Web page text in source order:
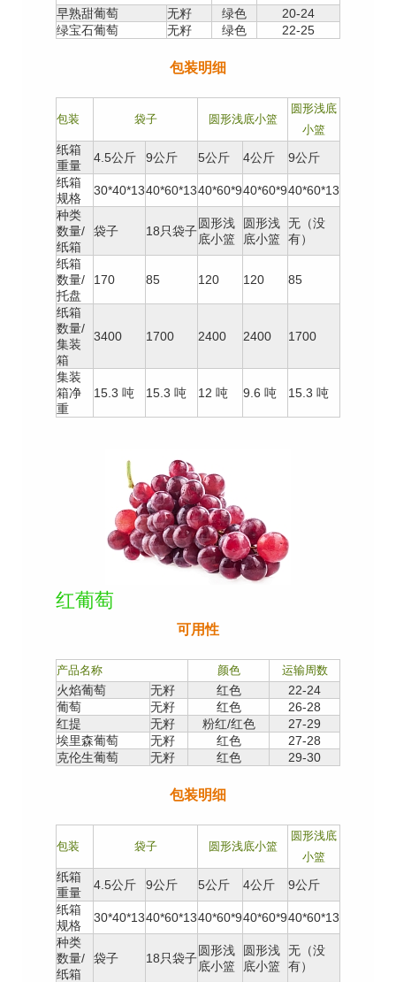
早熟甜葡萄 无籽 绿色
20-24
绿宝石葡萄
无籽 绿色 22-25
包装明细
包装 袋子 圆形浅底小篮
圆形浅底
小篮
纸箱
重量
4.5公斤 9公斤 5公斤 4公斤
9公斤
纸箱
规格
30*40*1340*60*1340*60*940*60*940*60*13
种类
数量/
纸箱
袋子 18只袋子
圆形浅
底小篮
圆形浅
底小篮
无（没
有）
纸箱
数量/
托盘
170 85 120 120 85
纸箱
数量/
集装
箱
3400 1700 2400 2400 1700
集装
箱净
重
15.3 吨 15.3 吨 12 吨 9.6 吨 15.3 吨
红葡萄
可用性
产品名称 颜色 运输周数
火焰葡萄 无籽 红色
22-24
葡萄
无籽 红色
26-28
红提
无籽 粉红/红色
27-29
埃里森葡萄
无籽 红色
27-28
克伦生葡萄
无籽 红色 29-30
包装明细
包装 袋子 圆形浅底小篮
圆形浅底
小篮
纸箱
重量
4.5公斤 9公斤 5公斤 4公斤
9公斤
纸箱
规格
30*40*1340*60*1340*60*940*60*940*60*13
种类
数量/
纸箱
袋子 18只袋子
圆形浅
底小篮
圆形浅
底小篮
无（没
有）